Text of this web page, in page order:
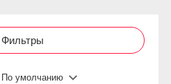
Фильтры
По умолчанию